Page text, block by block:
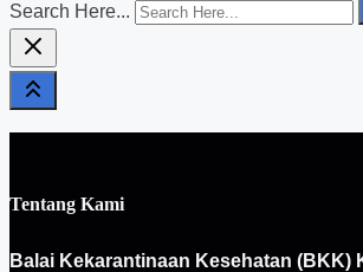
Search Here...
Tentang Kami
Balai Kekarantinaan Kesehatan (BKK)